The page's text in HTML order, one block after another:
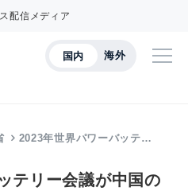
配信メディア
国内 海外
2023年世界パワーバッテ…
テリー会議が中国の